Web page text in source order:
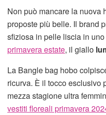
Non può mancare la nuova
proposte più belle. Il brand
sfiziosa in pelle liscia in
primavera estate, il giallo
La Bangle bag hobo
ricurva. È il tocco esclusivo
mezza stagione ultra
vestiti floreali primavera